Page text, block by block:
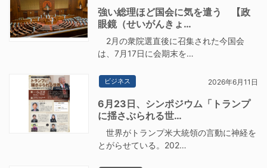
強い総理ほど国会に気を遣う 【政
眼鏡（せいがんきょ…
2月の衆院選直後に召集された今国会
は、7月17日に会期末を…
ビジネス 2026年6月11日
6月23日、シンポジウム「トランプ
に揺さぶられる世…
世界がトランプ米大統領の言動に神経を
とがらせている。202…